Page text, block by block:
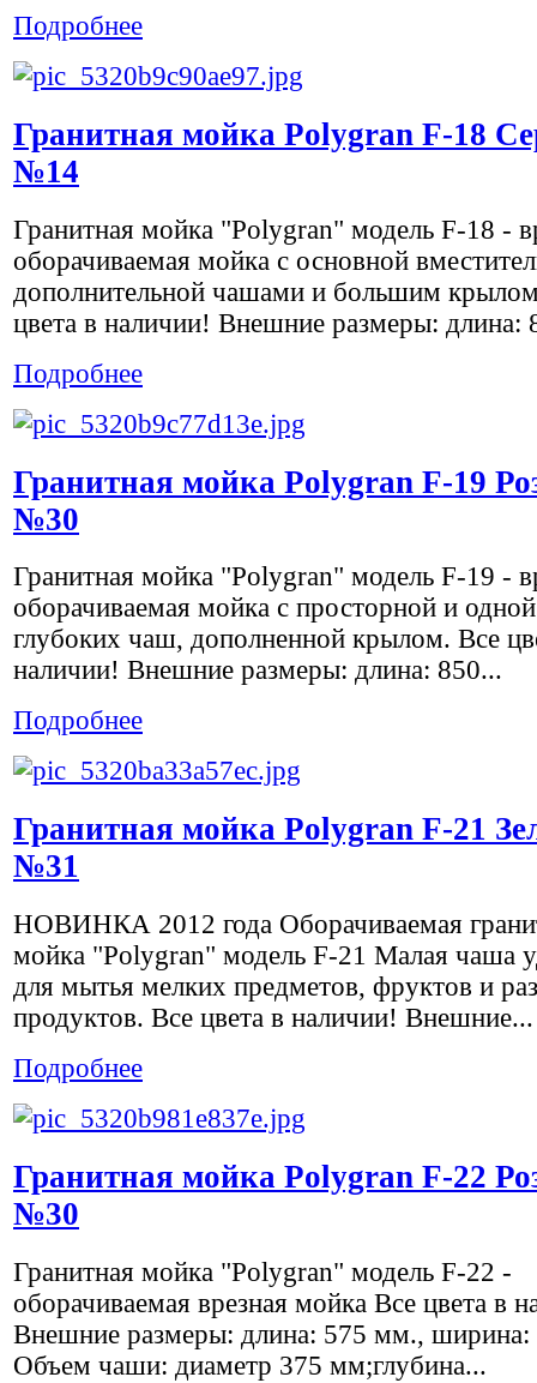
Подробнее
Гранитная мойка Polygran F-18
№14
Гранитная мойка "Polygran" модель F-18 -
оборачиваемая мойка с основной
дополнительной чашами и большим
цвета в наличии! Внешние размеры: длина:
Подробнее
Гранитная мойка Polygran F-19
№30
Гранитная мойка "Polygran" модель F-19 -
оборачиваемая мойка с просторной и
глубоких чаш, дополненной крылом. Все
наличии! Внешние размеры: длина: 850...
Подробнее
Гранитная мойка Polygran F-21
№31
НОВИНКА 2012 года Оборачиваемая
мойка "Polygran" модель F-21 Малая чаша
для мытья мелких предметов, фруктов и
продуктов. Все цвета в наличии! Внешние...
Подробнее
Гранитная мойка Polygran F-22
№30
Гранитная мойка "Polygran" модель F-22 -
оборачиваемая врезная мойка Все цвета в
Внешние размеры: длина: 575 мм.,
Объем чаши: диаметр 375 мм;глубина...